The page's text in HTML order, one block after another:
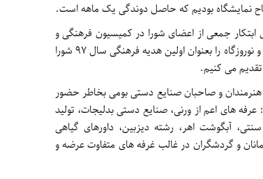
نمایشگاه بودیم که حاصل دوندگی یک ماهه است.
جمعی از اعضای شورا در کمیسیون فرهنگی و
اصحاب فرهنگ و رسانه در کارها نمود یافته است و نمایشگاه و نوروزگاه را بعنوان اولین هدیه فرهنگی سال ۹۷ شورا
می کنیم.
و صاحبان صنایع دستی بومی بخاطر حضور
های اعم از ورنی، صنایع دستی بدلیجات، تولید
آبگوشت اهر، رشته دیزبین، داورهای گیاهی
و گردشگران در غالب غرفه های متفاوت عرضه و